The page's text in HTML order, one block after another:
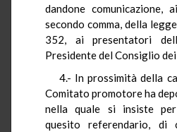
dandone comunicazione,
secondo comma, della
352, ai presentatori
Presidente del Consiglio
4.- In prossimità della
Comitato promotore ha
nella quale si insiste
quesito referendario, di